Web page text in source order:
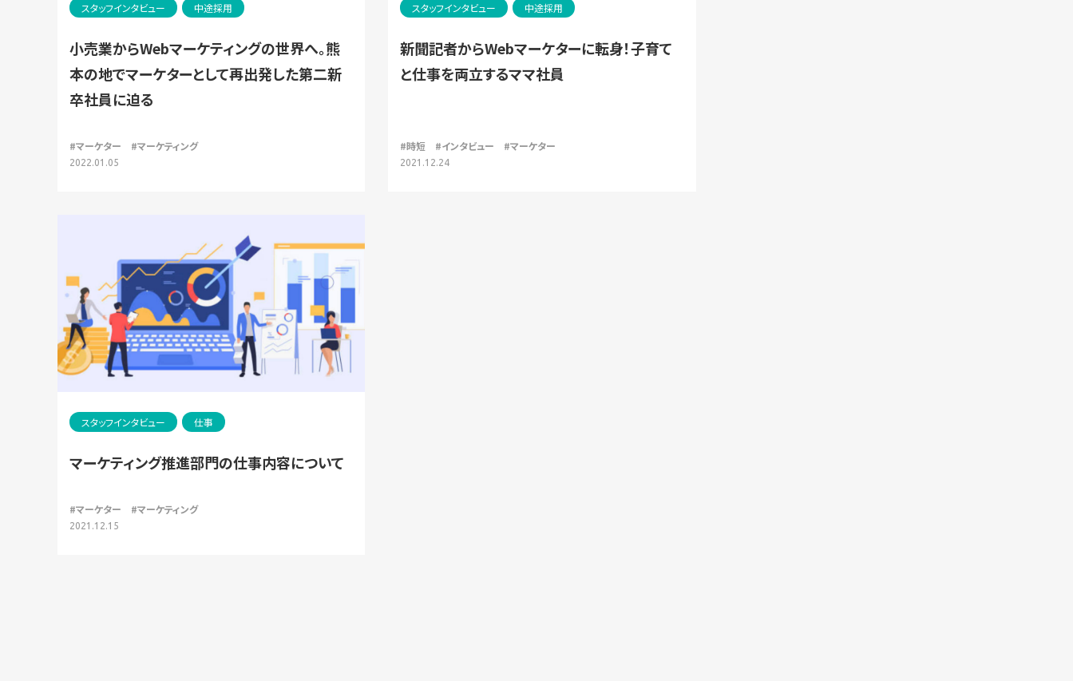
スタッフインタビュー 中途採用
小売業からWebマーケティングの世界へ。熊
本の地でマーケターとして再出発した第二新
卒社員に迫る
#マーケター #マーケティング
2022.01.05
スタッフインタビュー 中途採用
新聞記者からWebマーケターに転身！子育て
と仕事を両立するママ社員
#時短 #インタビュー #マーケター
2021.12.24
スタッフインタビュー 仕事
マーケティング推進部門の仕事内容について
#マーケター #マーケティング
2021.12.15